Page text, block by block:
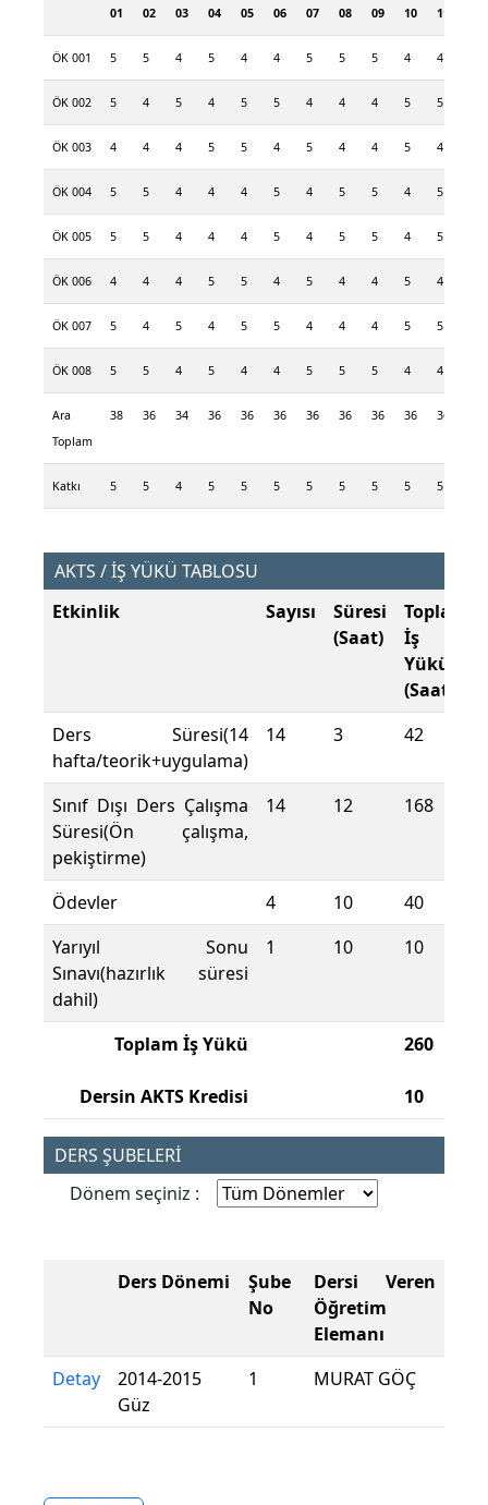
01 02 03 04 05 06 07 08 09 10 11
ÖK 001 5 5 4 5 4 4 5 5 5 4 4
ÖK 002 5 4 5 4 5 5 4 4 4 5 5
ÖK 003 4 4 4 5 5 4 5 4 4 5 4
ÖK 004 5 5 4 4 4 5 4 5 5 4 5
ÖK 005 5 5 4 4 4 5 4 5 5 4 5
ÖK 006 4 4 4 5 5 4 5 4 4 5 4
ÖK 007 5 4 5 4 5 5 4 4 4 5 5
ÖK 008 5 5 4 5 4 4 5 5 5 4 4
Ara
Toplam
38 36 34 36 36 36 36 36 36 36 36
Katkı 5 5 4 5 5 5 5 5 5 5 5
AKTS / İŞ YÜKÜ TABLOSU
Etkinlik
Sayısı
Süresi
(Saat)
Toplam
İş
Yükü
(Saat)
Ders Süresi(14
hafta/teorik+uygulama)
14 3 42
Sınıf Dışı Ders Çalışma
Süresi(Ön çalışma,
pekiştirme)
14 12 168
Ödevler 4 10
40
Yarıyıl Sonu
Sınavı(hazırlık süresi
dahil)
1 10 10
Toplam İş Yükü
Dersin AKTS Kredisi
260
10
DERS ŞUBELERİ
Dönem seçiniz :
Ders Dönemi
Şube
No
Dersi Veren
Öğretim
Elemanı
Detay
2014-2015
Güz
1 MURAT GÖÇ